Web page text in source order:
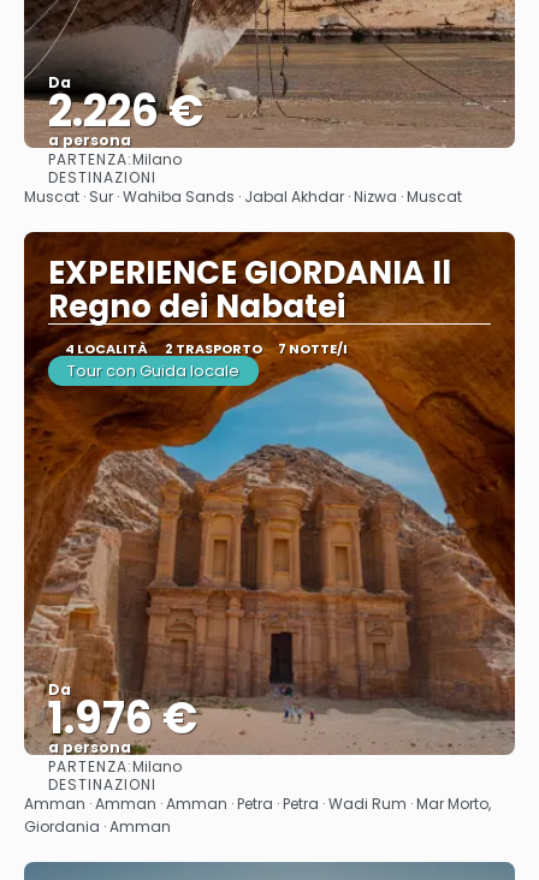
Da
2.226 €
a persona
PARTENZA:Milano
DESTINAZIONI
Muscat · Sur · Wahiba Sands · Jabal Akhdar · Nizwa · Muscat
EXPERIENCE GIORDANIA Il
Regno dei Nabatei
4 LOCALITÀ 2 TRASPORTO 7 NOTTE/I
Tour con Guida locale
Da
1.976 €
a persona
PARTENZA:Milano
DESTINAZIONI
Amman · Amman · Amman · Petra · Petra · Wadi Rum · Mar Morto,
Giordania · Amman